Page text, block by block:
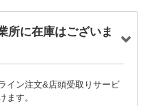
所に在庫はございま
イン注文&店頭受取りサービ
ます。